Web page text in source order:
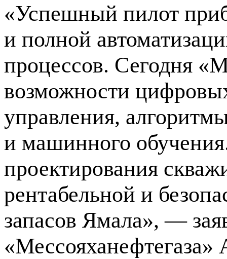
«Успешный пилот
и полной
процессов. Сегодня
возможности
управления,
и машинного
проектирования
рентабельной и
запасов Ямала», —
«Мессояханефтегаза»